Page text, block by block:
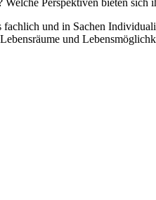
fachlich und in Sachen
und